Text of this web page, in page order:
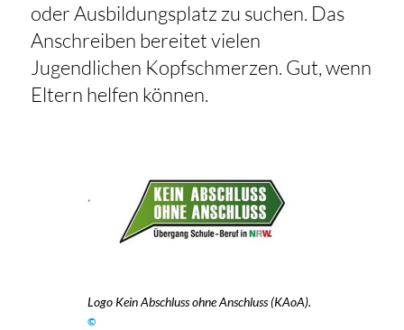
oder Ausbildungsplatz zu suchen. Das
Anschreiben bereitet vielen
Jugendlichen Kopfschmerzen. Gut, wenn
Eltern helfen können.
Logo Kein Abschluss ohne Anschluss (KAoA).
©